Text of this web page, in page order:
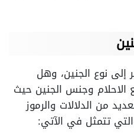
نوع الجنين، وهل
الاحلام وجنس الجنين حيث
من الدلالات والرموز
تتمثل في الآتي: